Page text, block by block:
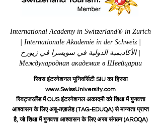
International Academy in Switzerland® in Zurich
| Internationale Akademie in der Schweiz |
الأكاديمية الدولية في سويسرا في زيورخ |
Международная академия в Швейцарии
स्विस इंटरनेशनल यूनिवर्सिटी SIU का हिस्सा
www.SwissUniversity.com
स्विट्जरलैंड में OUS इंटरनेशनल अकादमी को शिक्षा में गुणवत्ता
आश्वासन के लिए अबू-ग़ज़ालेह (TAG-EDUQA) से मान्यता प्राप्त
है, जो शिक्षा में गुणवत्ता आश्वासन के लिए अरब संगठन (AROQA)